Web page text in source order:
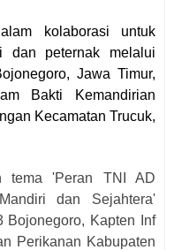
kolaborasi untuk
dan peternak melalui
Jawa Timur,
Bakti Kemandirian
Kecamatan Trucuk,
tema 'Peran TNI AD
dan Sejahtera'
Bojonegoro, Kapten Inf
Perikanan Kabupaten